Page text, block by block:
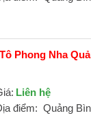
Phong Nha
Liên hệ
điểm: Quảng